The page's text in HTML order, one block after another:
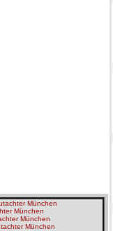
München
München
München
München